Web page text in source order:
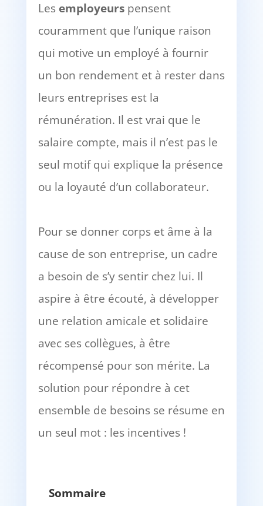
Les employeurspensent
couramment que l’unique raison
qui motive un employé à fournir
un bon rendement et à rester dans
leurs entreprises est la
rémunération. Il est vrai que le
salaire compte, mais il n’est pas le
seul motif qui explique la présence
ou la loyauté d’un collaborateur.
Pour se donner corps et âme à la
cause de son entreprise, un cadre
a besoin de s’y sentir chez lui. Il
aspire à être écouté, à développer
une relation amicale et solidaire
avec ses collègues, à être
récompensé pour son mérite. La
solution pour répondre à cet
ensemble de besoins se résume en
un seul mot : les incentives !
Sommaire